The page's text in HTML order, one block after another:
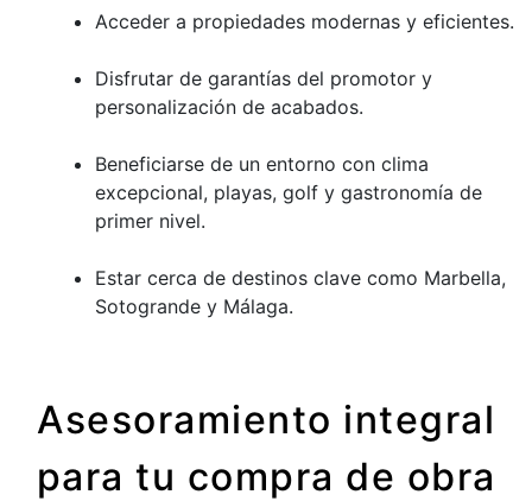
Acceder a propiedades modernas y eficientes.
Disfrutar de garantías del promotor y
personalización de acabados.
Beneficiarse de un entorno con clima
excepcional, playas, golf y gastronomía de
primer nivel.
Estar cerca de destinos clave como Marbella,
Sotogrande y Málaga.
Asesoramiento integral
para tu compra de obra